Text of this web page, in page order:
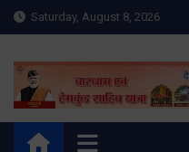
Skip
to
Saturday, August 8, 2026
Meru Raibar
News |
meruraibar.com